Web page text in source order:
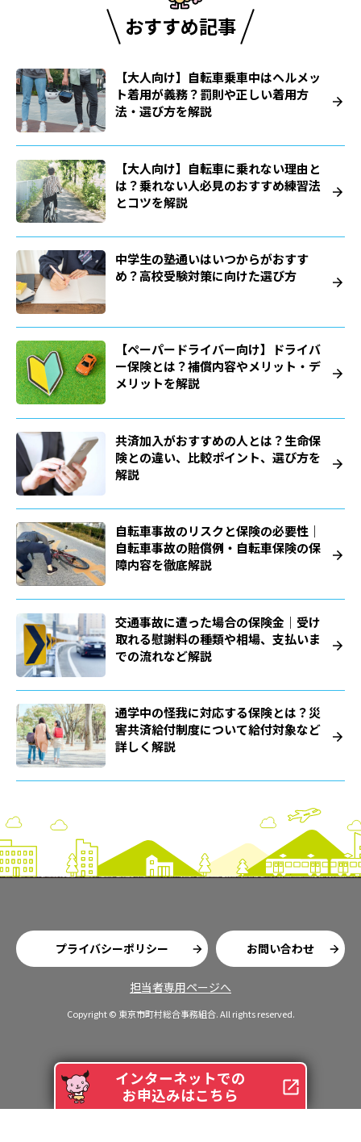
おすすめ記事
【大人向け】自転車乗車中はヘルメッ
ト着用が義務？罰則や正しい着用方
法・選び方を解説
【大人向け】自転車に乗れない理由と
は？乗れない人必見のおすすめ練習法
とコツを解説
中学生の塾通いはいつからがおすす
め？高校受験対策に向けた選び方
【ペーパードライバー向け】ドライバ
ー保険とは？補償内容やメリット・デ
メリットを解説
共済加入がおすすめの人とは？生命保
険との違い、比較ポイント、選び方を
解説
自転車事故のリスクと保険の必要性｜
自転車事故の賠償例・自転車保険の保
障内容を徹底解説
交通事故に遭った場合の保険金｜受け
取れる慰謝料の種類や相場、支払いま
での流れなど解説
通学中の怪我に対応する保険とは？災
害共済給付制度について給付対象など
詳しく解説
プライバシーポリシー お問い合わせ
担当者専用ページへ
Copyright © 東京市町村総合事務組合. All rights reserved.
インターネットでの
お申込みはこちら